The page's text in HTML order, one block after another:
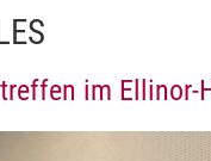
im Ellinor-